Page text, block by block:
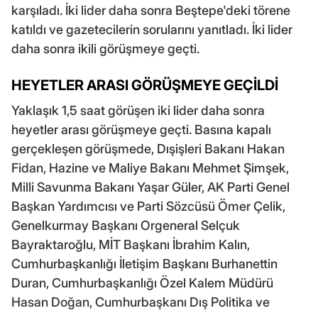
karşıladı. İki lider daha sonra Beştepe'deki törene
katıldı ve gazetecilerin sorularını yanıtladı. İki lider
daha sonra ikili görüşmeye geçti.
HEYETLER ARASI GÖRÜŞMEYE GEÇİLDİ
Yaklaşık 1,5 saat görüşen iki lider daha sonra
heyetler arası görüşmeye geçti. Basına kapalı
gerçekleşen görüşmede, Dışişleri Bakanı Hakan
Fidan, Hazine ve Maliye Bakanı Mehmet Şimşek,
Milli Savunma Bakanı Yaşar Güler, AK Parti Genel
Başkan Yardımcısı ve Parti Sözcüsü Ömer Çelik,
Genelkurmay Başkanı Orgeneral Selçuk
Bayraktaroğlu, MİT Başkanı İbrahim Kalın,
Cumhurbaşkanlığı İletişim Başkanı Burhanettin
Duran, Cumhurbaşkanlığı Özel Kalem Müdürü
Hasan Doğan, Cumhurbaşkanı Dış Politika ve